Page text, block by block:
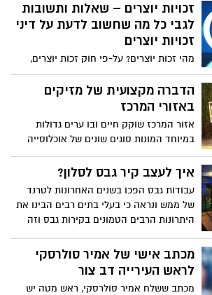
זכויות יוצרים – שאלות ותשובות
לגבי כל מה שחשוב לדעת על דיני
זכויות יוצרים
מהי זכות יוצרים? על-פי חוק זכות יוצרים,
תשס"ח-2007, "זכות יוצרים" הינה הזכות
הבלעדית לעשות ביצירה או בחלק מהותי
ממנה, פעולה, אחת או יותר (בהתאם לסוג
שידור, עשיית יצירה נגזרת והשכרה. זכות
המקובעת בצורה כלשהי.
הדברה מקצועית של מזיקים
באזורי המרכז
אזור המרכז שוקק חיים ובו ערים גדולות
במיוחד המונות סוגים שונים של אוכלוסייה
ובניינים שונים זה מזה, בחלק מהשכונות יהיו
בתים פרטיים ובחלקן יהיו מגדלי פאר וגם
איך לעצב קיר גבס לסלון?
עבודות גבס הפכו בשנים האחרונות לטרנד
של ממש ונראה כי בעלי בתים רבים הבינו את
היתרונות הרבים הטמונים בקירות גבס וזה
רב של עיצובים בגבס במטרה להפוך חללים
מסוימים בבית למעניינים ובמראה יוקרתי.
מכתב אישי של אמיר סולרסקי
לראש העירייה דב צור
מכתב ששלח אמיר סולרסקי, ראש מטה יש